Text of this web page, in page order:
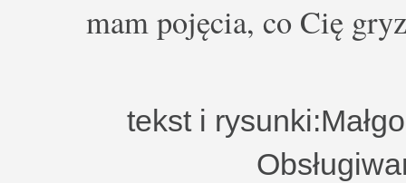
mam pojęcia, co Cię
tekst i